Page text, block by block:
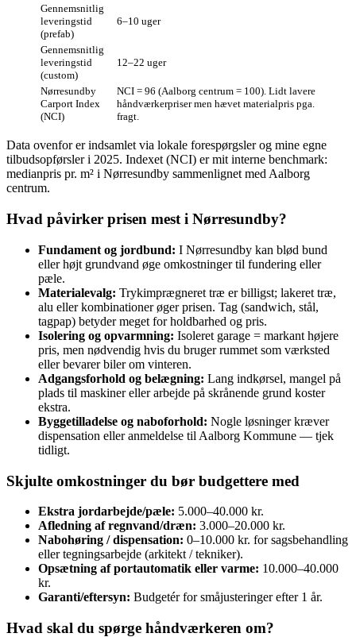
Gennemsnitlig
leveringstid
(prefab)
6–10 uger
Gennemsnitlig
leveringstid
(custom)
12–22 uger
Nørresundby
Carport Index
(NCI)
NCI = 96 (Aalborg centrum = 100). Lidt lavere
håndværkerpriser men hævet materialpris pga.
fragt.
Data ovenfor er indsamlet via lokale forespørgsler og mine egne
tilbudsopførsler i 2025. Indexet (NCI) er mit interne benchmark:
medianpris pr. m² i Nørresundby sammenlignet med Aalborg
centrum.
Hvad påvirker prisen mest i Nørresundby?
Fundament og jordbund: I Nørresundby kan blød bund
eller højt grundvand øge omkostninger til fundering eller
pæle.
Materialevalg: Trykimprægneret træ er billigst; lakeret træ,
alu eller kombinationer øger prisen. Tag (sandwich, stål,
tagpap) betyder meget for holdbarhed og pris.
Isolering og opvarmning: Isoleret garage = markant højere
pris, men nødvendig hvis du bruger rummet som værksted
eller bevarer biler om vinteren.
Adgangsforhold og belægning: Lang indkørsel, mangel på
plads til maskiner eller arbejde på skrånende grund koster
ekstra.
Byggetilladelse og naboforhold: Nogle løsninger kræver
dispensation eller anmeldelse til Aalborg Kommune — tjek
tidligt.
Skjulte omkostninger du bør budgettere med
Ekstra jordarbejde/pæle: 5.000–40.000 kr.
Afledning af regnvand/dræn: 3.000–20.000 kr.
Nabohøring / dispensation: 0–10.000 kr. for sagsbehandling
eller tegningsarbejde (arkitekt / tekniker).
Opsætning af portautomatik eller varme: 10.000–40.000
kr.
Garanti/eftersyn: Budgetér for småjusteringer efter 1 år.
Hvad skal du spørge håndværkeren om?